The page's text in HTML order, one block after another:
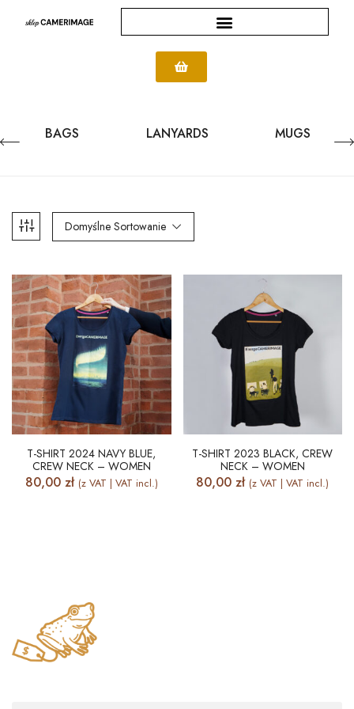
BAGS LANYARDS MUGS
Domyślne Sortowanie
T-SHIRT 2024 NAVY BLUE,
CREW NECK – WOMEN
80,00 zł (z VAT | VAT incl.)
T-SHIRT 2023 BLACK, CREW
NECK – WOMEN
80,00zł (z VAT | VAT incl.)